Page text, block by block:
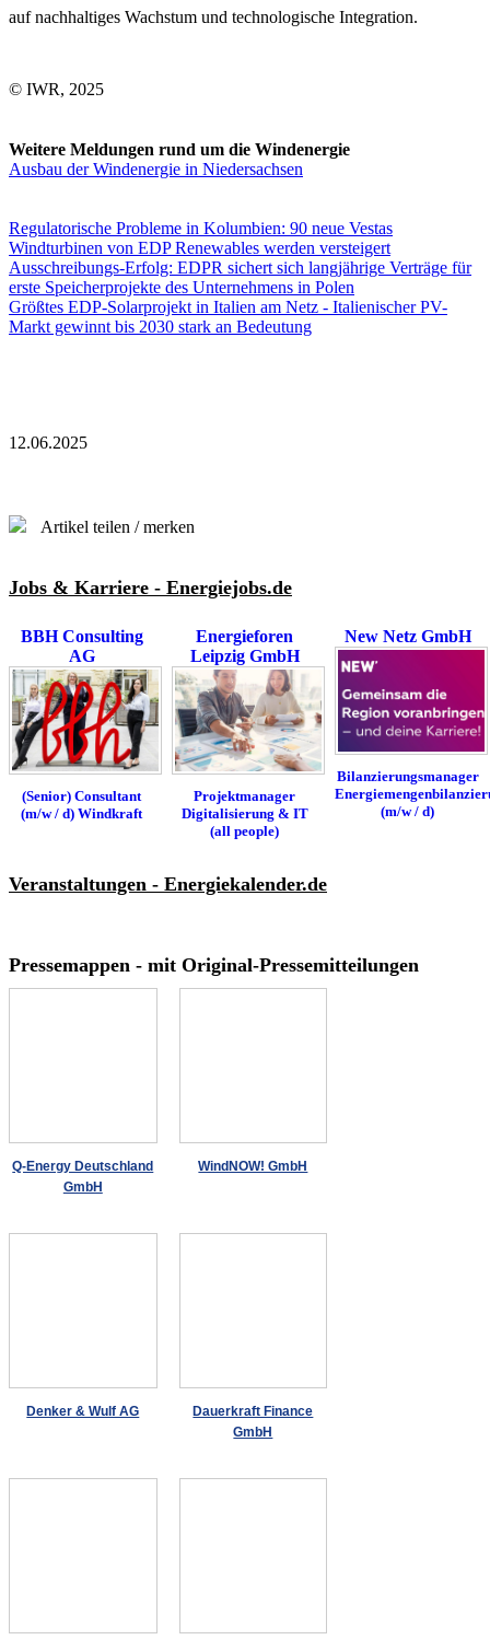
auf nachhaltiges Wachstum und technologische Integration.
© IWR, 2025
Weitere Meldungen rund um die Windenergie
Ausbau der Windenergie in Niedersachsen
Regulatorische Probleme in Kolumbien: 90 neue Vestas
Windturbinen von EDP Renewables werden versteigert
Ausschreibungs-Erfolg: EDPR sichert sich langjährige Verträge für
erste Speicherprojekte des Unternehmens in Polen
Größtes EDP-Solarprojekt in Italien am Netz - Italienischer PV-
Markt gewinnt bis 2030 stark an Bedeutung
12.06.2025
Artikel teilen / merken
Jobs & Karriere - Energiejobs.de
BBH Consulting
AG
(Senior) Consultant
(m/w / d) Windkraft
Energieforen
Leipzig GmbH
Projektmanager
Digitalisierung & IT
(all people)
New Netz GmbH
Bilanzierungsmanager
(m/w / d)
Veranstaltungen - Energiekalender.de
Pressemappen - mit Original-Pressemitteilungen
Q-Energy Deutschland
GmbH
WindNOW! GmbH
Denker & Wulf AG
Dauerkraft Finance
GmbH